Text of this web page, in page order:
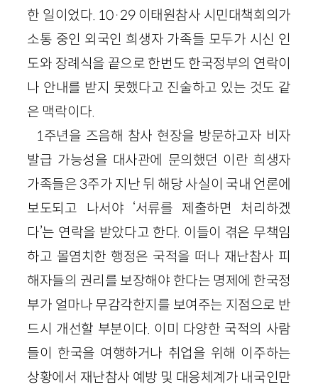
한 일이었다. 10·29 이태원참사 시민대책회의가
소통 중인 외국인 희생자 가족들 모두가 시신 인
도와 장례식을 끝으로 한번도 한국정부의 연락이
나 안내를 받지 못했다고 진술하고 있는 것도 같
은 맥락이다.
1주년을 즈음해 참사 현장을 방문하고자 비자
발급 가능성을 대사관에 문의했던 이란 희생자
가족들은 3주가 지난 뒤 해당 사실이 국내 언론에
보도되고 나서야 ‘서류를 제출하면 처리하겠
다’는 연락을 받았다고 한다. 이들이 겪은 무책임
하고 몰염치한 행정은 국적을 떠나 재난참사 피
해자들의 권리를 보장해야 한다는 명제에 한국정
부가 얼마나 무감각한지를 보여주는 지점으로 반
드시 개선할 부분이다. 이미 다양한 국적의 사람
들이 한국을 여행하거나 취업을 위해 이주하는
상황에서 재난참사 예방 및 대응체계가 내국인만